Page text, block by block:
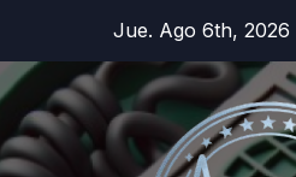
contenido
Jue. Ago 6th, 2026